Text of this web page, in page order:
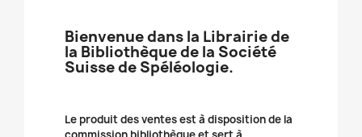
Bienvenue dans la Librairie de
la Bibliothèque de la Société
Suisse de Spéléologie.
Le produit des ventes est à disposition de la